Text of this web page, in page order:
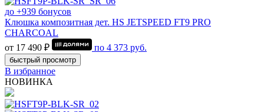
до +939 бонусов
Клюшка композитная дет. HS JETSPEED FT9 PRO
CHARCOAL
от 17 490 ₽
по 4 373 руб.
быстрый просмотр
В избранное
НОВИНКА